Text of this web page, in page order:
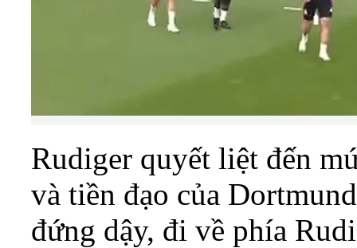
Rudiger quyết liệt đến
và tiền đạo của
đứng dậy, đi về phía